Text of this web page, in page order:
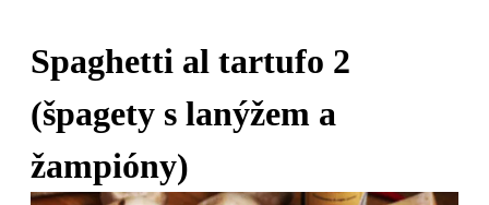
Spaghetti al tartufo 2
(špagety s lanýžem a
žampióny)